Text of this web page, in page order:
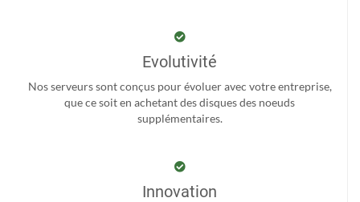
Evolutivité
Nos serveurs sont conçus pour évoluer avec votre entreprise,
que ce soit en achetant des disques des noeuds
supplémentaires.
Innovation